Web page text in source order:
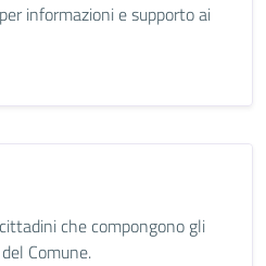
informazioni e supporto ai
che compongono gli
Comune.